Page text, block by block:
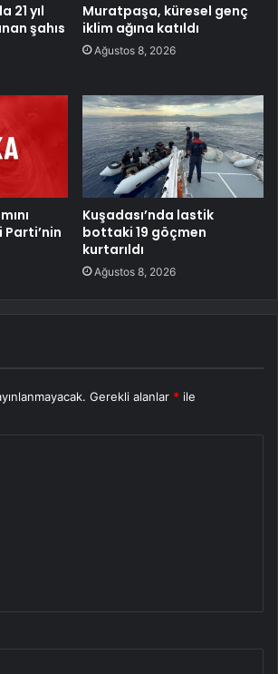
21 yıl
şahıs
Muratpaşa, küresel genç
iklim ağına katıldı
Ağustos 8, 2026
Parti’nin
Kuşadası’nda lastik
bottaki 19 göçmen
kurtarıldı
Ağustos 8, 2026
Gerekli alanlar * ile